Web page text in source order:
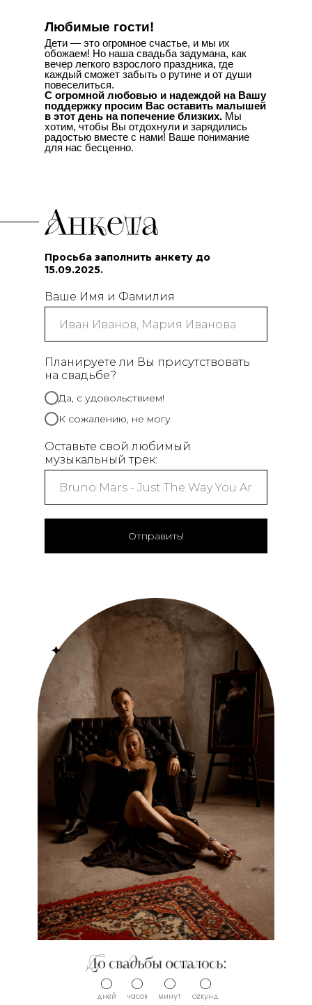
Дети — это огромное счастье, и мы их
обожаем! Но наша свадьба задумана, как
вечер легкого взрослого праздника, где
каждый сможет забыть о рутине и от души
повеселиться.
С огромной любовью и надеждой на Вашу
поддержку просим Вас оставить малышей
в этот день на попечение близких. Мы
хотим, чтобы Вы отдохнули и зарядились
радостью вместе с нами! Ваше понимание
для нас бесценно.
Любимые гости!
Просьба заполнить анкету до
15.09.2025.
Ваше Имя и Фамилия
Планируете ли Вы присутствовать
на свадьбе?
Да, с удовольствием!
К сожалению, не могу
Оставьте свой любимый
музыкальный трек:
Отправить!
0
дней
0
часов
0
минут
0
секунд